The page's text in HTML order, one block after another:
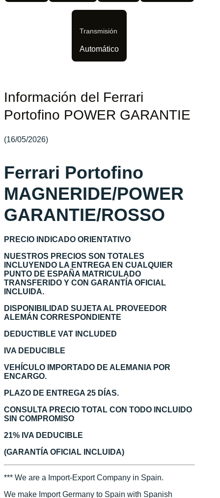
Transmisión
Automático
Información del Ferrari
Portofino POWER GARANTIE
(16/05/2026)
Ferrari Portofino
MAGNERIDE/POWER
GARANTIE/ROSSO
PRECIO INDICADO ORIENTATIVO
NUESTROS PRECIOS SON TOTALES
INCLUYENDO LA ENTREGA EN CUALQUIER
PUNTO DE ESPAÑA MATRICULADO
TRANSFERIDO Y CON GARANTÍA OFICIAL
INCLUIDA.
DISPONIBILIDAD SUJETA AL PROVEEDOR
ALEMÁN CORRESPONDIENTE
DEDUCTIBLE VAT INCLUDED
IVA DEDUCIBLE
VEHÍCULO IMPORTADO DE ALEMANIA POR
ENCARGO.
PLAZO DE ENTREGA 25 DÍAS.
CONSULTA PRECIO TOTAL CON TODO INCLUIDO
SIN COMPROMISO
21% IVA DEDUCIBLE
(GARANTÍA OFICIAL INCLUIDA)
*** We are a Import-Export Company in Spain.
We make Import Germany to Spain with Spanish